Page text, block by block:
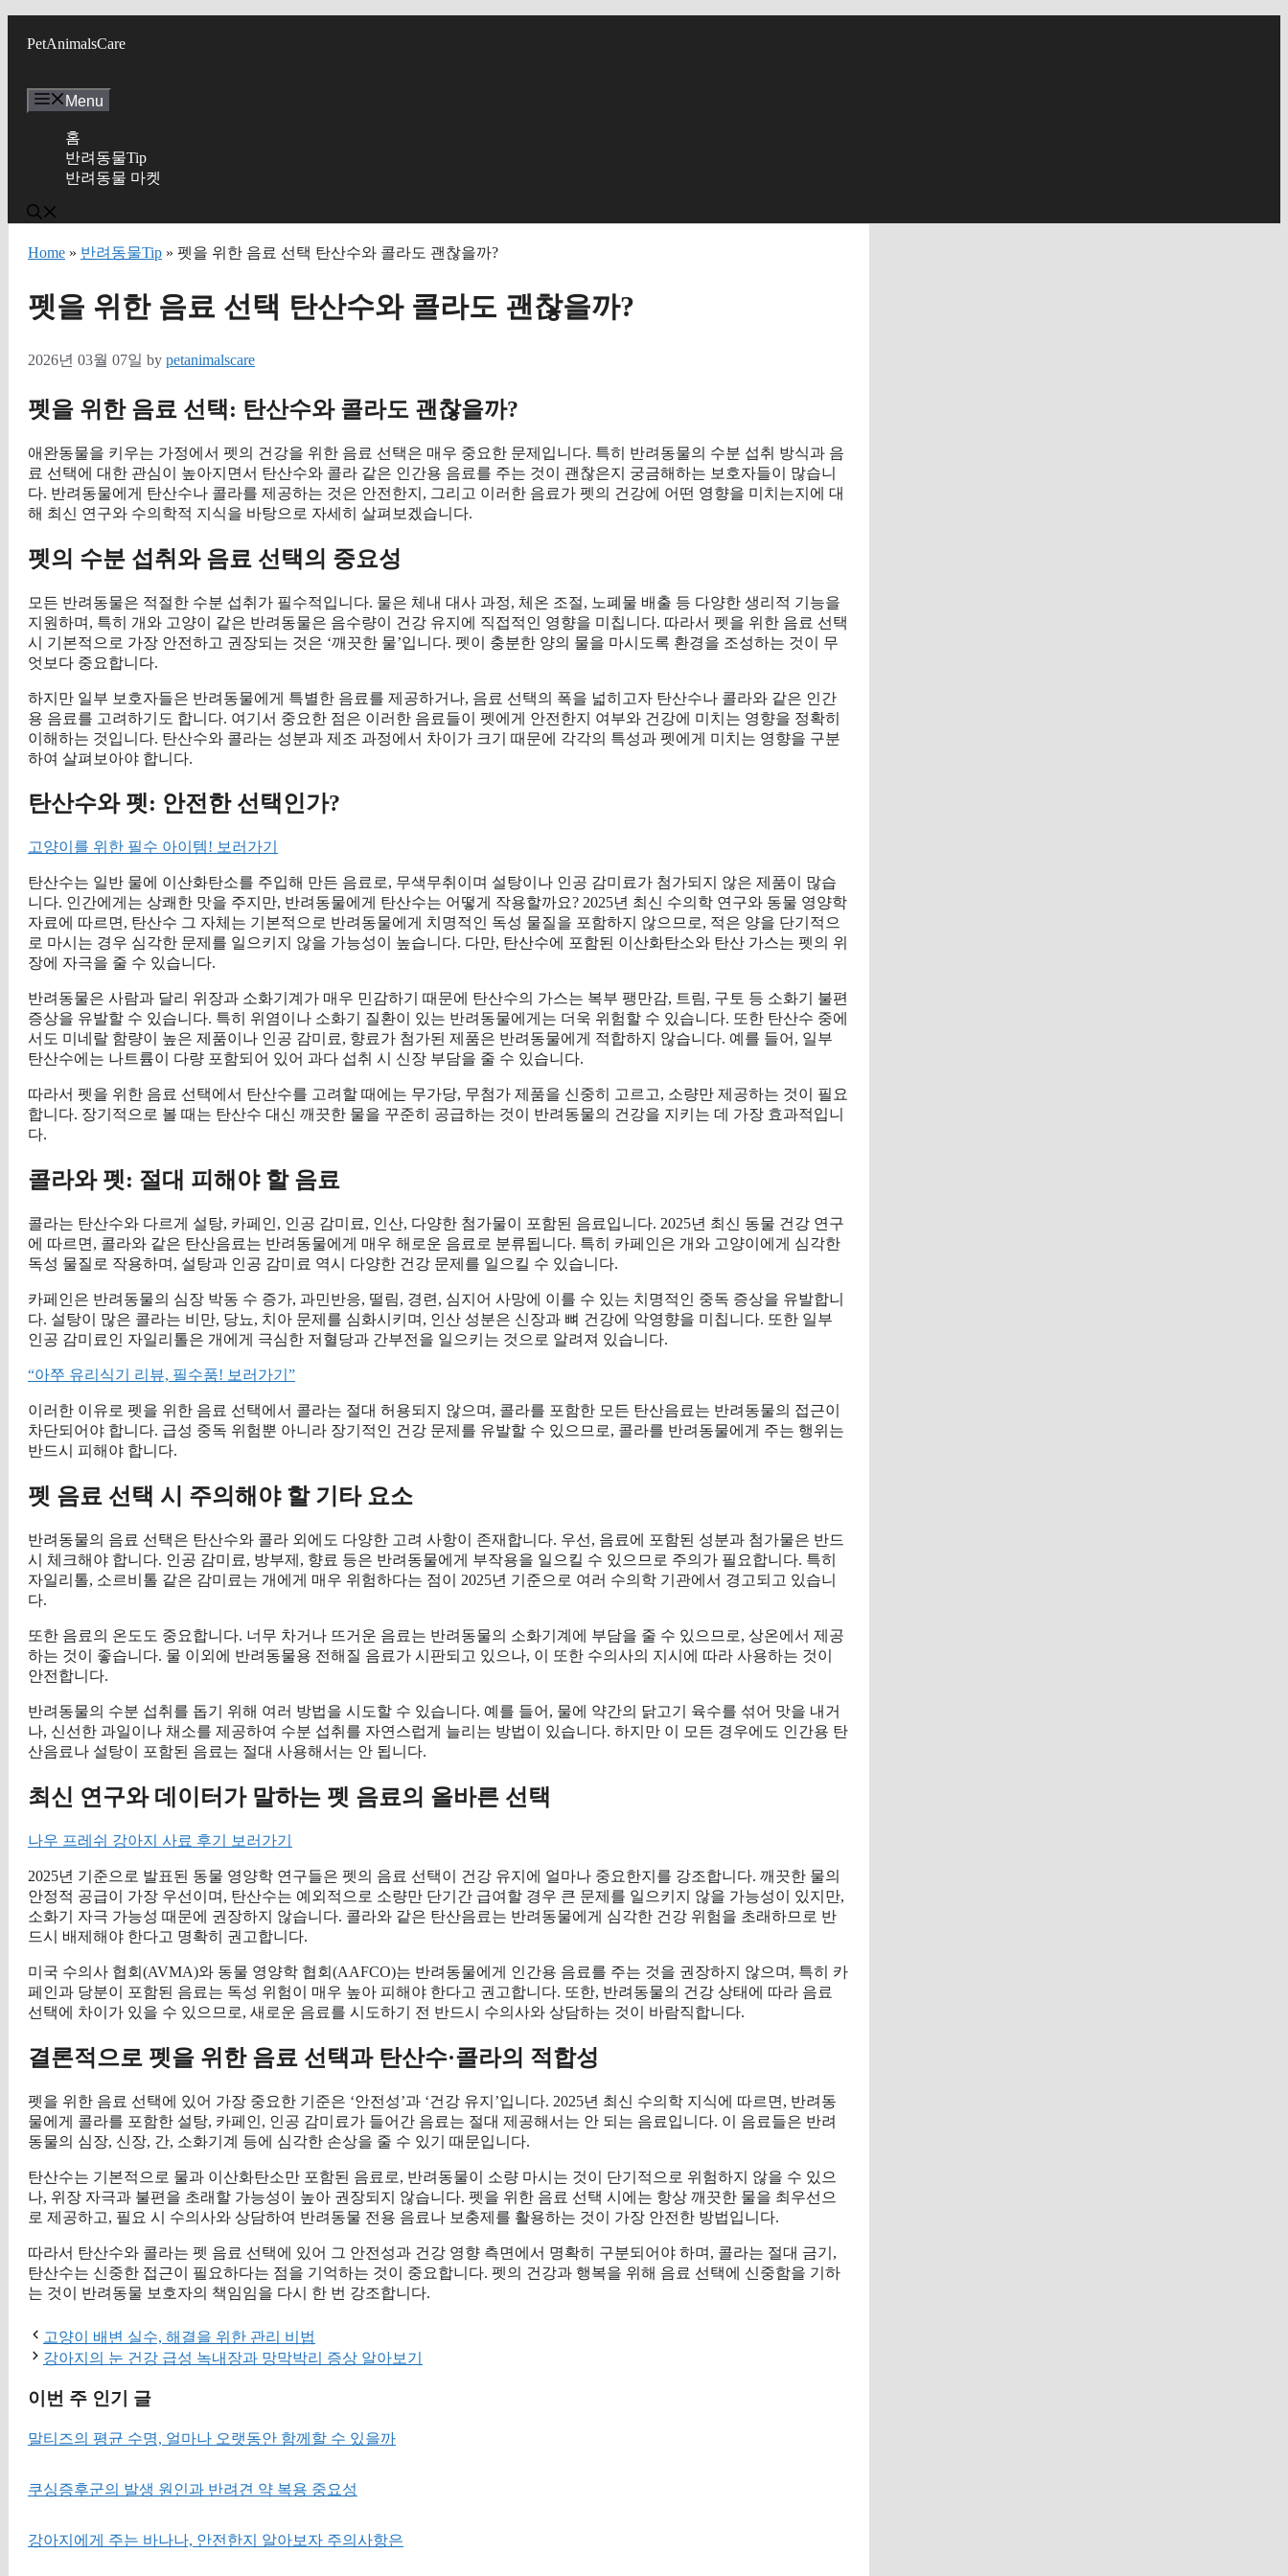
PetAnimalsCare
Menu
홈
반려동물Tip
반려동물 마켓
Home » 반려동물Tip » 펫을 위한 음료 선택 탄산수와 콜라도 괜찮을까?
펫을 위한 음료 선택 탄산수와 콜라도 괜찮을까?
2026년 03월 07일 by petanimalscare
펫을 위한 음료 선택: 탄산수와 콜라도 괜찮을까?
애완동물을 키우는 가정에서 펫의 건강을 위한 음료 선택은 매우 중요한 문제입니다. 특히 반려동물의 수분 섭취 방식과 음
료 선택에 대한 관심이 높아지면서 탄산수와 콜라 같은 인간용 음료를 주는 것이 괜찮은지 궁금해하는 보호자들이 많습니
다. 반려동물에게 탄산수나 콜라를 제공하는 것은 안전한지, 그리고 이러한 음료가 펫의 건강에 어떤 영향을 미치는지에 대
해 최신 연구와 수의학적 지식을 바탕으로 자세히 살펴보겠습니다.
펫의 수분 섭취와 음료 선택의 중요성
모든 반려동물은 적절한 수분 섭취가 필수적입니다. 물은 체내 대사 과정, 체온 조절, 노폐물 배출 등 다양한 생리적 기능을
지원하며, 특히 개와 고양이 같은 반려동물은 음수량이 건강 유지에 직접적인 영향을 미칩니다. 따라서 펫을 위한 음료 선택
시 기본적으로 가장 안전하고 권장되는 것은 ‘깨끗한 물’입니다. 펫이 충분한 양의 물을 마시도록 환경을 조성하는 것이 무
엇보다 중요합니다.
하지만 일부 보호자들은 반려동물에게 특별한 음료를 제공하거나, 음료 선택의 폭을 넓히고자 탄산수나 콜라와 같은 인간
용 음료를 고려하기도 합니다. 여기서 중요한 점은 이러한 음료들이 펫에게 안전한지 여부와 건강에 미치는 영향을 정확히
이해하는 것입니다. 탄산수와 콜라는 성분과 제조 과정에서 차이가 크기 때문에 각각의 특성과 펫에게 미치는 영향을 구분
하여 살펴보아야 합니다.
탄산수와 펫: 안전한 선택인가?
고양이를 위한 필수 아이템! 보러가기
탄산수는 일반 물에 이산화탄소를 주입해 만든 음료로, 무색무취이며 설탕이나 인공 감미료가 첨가되지 않은 제품이 많습
니다. 인간에게는 상쾌한 맛을 주지만, 반려동물에게 탄산수는 어떻게 작용할까요? 2025년 최신 수의학 연구와 동물 영양학
자료에 따르면, 탄산수 그 자체는 기본적으로 반려동물에게 치명적인 독성 물질을 포함하지 않으므로, 적은 양을 단기적으
로 마시는 경우 심각한 문제를 일으키지 않을 가능성이 높습니다. 다만, 탄산수에 포함된 이산화탄소와 탄산 가스는 펫의 위
장에 자극을 줄 수 있습니다.
반려동물은 사람과 달리 위장과 소화기계가 매우 민감하기 때문에 탄산수의 가스는 복부 팽만감, 트림, 구토 등 소화기 불편
증상을 유발할 수 있습니다. 특히 위염이나 소화기 질환이 있는 반려동물에게는 더욱 위험할 수 있습니다. 또한 탄산수 중에
서도 미네랄 함량이 높은 제품이나 인공 감미료, 향료가 첨가된 제품은 반려동물에게 적합하지 않습니다. 예를 들어, 일부
탄산수에는 나트륨이 다량 포함되어 있어 과다 섭취 시 신장 부담을 줄 수 있습니다.
따라서 펫을 위한 음료 선택에서 탄산수를 고려할 때에는 무가당, 무첨가 제품을 신중히 고르고, 소량만 제공하는 것이 필요
합니다. 장기적으로 볼 때는 탄산수 대신 깨끗한 물을 꾸준히 공급하는 것이 반려동물의 건강을 지키는 데 가장 효과적입니
다.
콜라와 펫: 절대 피해야 할 음료
콜라는 탄산수와 다르게 설탕, 카페인, 인공 감미료, 인산, 다양한 첨가물이 포함된 음료입니다. 2025년 최신 동물 건강 연구
에 따르면, 콜라와 같은 탄산음료는 반려동물에게 매우 해로운 음료로 분류됩니다. 특히 카페인은 개와 고양이에게 심각한
독성 물질로 작용하며, 설탕과 인공 감미료 역시 다양한 건강 문제를 일으킬 수 있습니다.
카페인은 반려동물의 심장 박동 수 증가, 과민반응, 떨림, 경련, 심지어 사망에 이를 수 있는 치명적인 중독 증상을 유발합니
다. 설탕이 많은 콜라는 비만, 당뇨, 치아 문제를 심화시키며, 인산 성분은 신장과 뼈 건강에 악영향을 미칩니다. 또한 일부
인공 감미료인 자일리톨은 개에게 극심한 저혈당과 간부전을 일으키는 것으로 알려져 있습니다.
“아쭈 유리식기 리뷰, 필수품! 보러가기”
이러한 이유로 펫을 위한 음료 선택에서 콜라는 절대 허용되지 않으며, 콜라를 포함한 모든 탄산음료는 반려동물의 접근이
차단되어야 합니다. 급성 중독 위험뿐 아니라 장기적인 건강 문제를 유발할 수 있으므로, 콜라를 반려동물에게 주는 행위는
반드시 피해야 합니다.
펫 음료 선택 시 주의해야 할 기타 요소
반려동물의 음료 선택은 탄산수와 콜라 외에도 다양한 고려 사항이 존재합니다. 우선, 음료에 포함된 성분과 첨가물은 반드
시 체크해야 합니다. 인공 감미료, 방부제, 향료 등은 반려동물에게 부작용을 일으킬 수 있으므로 주의가 필요합니다. 특히
자일리톨, 소르비톨 같은 감미료는 개에게 매우 위험하다는 점이 2025년 기준으로 여러 수의학 기관에서 경고되고 있습니
다.
또한 음료의 온도도 중요합니다. 너무 차거나 뜨거운 음료는 반려동물의 소화기계에 부담을 줄 수 있으므로, 상온에서 제공
하는 것이 좋습니다. 물 이외에 반려동물용 전해질 음료가 시판되고 있으나, 이 또한 수의사의 지시에 따라 사용하는 것이
안전합니다.
반려동물의 수분 섭취를 돕기 위해 여러 방법을 시도할 수 있습니다. 예를 들어, 물에 약간의 닭고기 육수를 섞어 맛을 내거
나, 신선한 과일이나 채소를 제공하여 수분 섭취를 자연스럽게 늘리는 방법이 있습니다. 하지만 이 모든 경우에도 인간용 탄
산음료나 설탕이 포함된 음료는 절대 사용해서는 안 됩니다.
최신 연구와 데이터가 말하는 펫 음료의 올바른 선택
나우 프레쉬 강아지 사료 후기 보러가기
2025년 기준으로 발표된 동물 영양학 연구들은 펫의 음료 선택이 건강 유지에 얼마나 중요한지를 강조합니다. 깨끗한 물의
안정적 공급이 가장 우선이며, 탄산수는 예외적으로 소량만 단기간 급여할 경우 큰 문제를 일으키지 않을 가능성이 있지만,
소화기 자극 가능성 때문에 권장하지 않습니다. 콜라와 같은 탄산음료는 반려동물에게 심각한 건강 위험을 초래하므로 반
드시 배제해야 한다고 명확히 권고합니다.
미국 수의사 협회(AVMA)와 동물 영양학 협회(AAFCO)는 반려동물에게 인간용 음료를 주는 것을 권장하지 않으며, 특히 카
페인과 당분이 포함된 음료는 독성 위험이 매우 높아 피해야 한다고 권고합니다. 또한, 반려동물의 건강 상태에 따라 음료
선택에 차이가 있을 수 있으므로, 새로운 음료를 시도하기 전 반드시 수의사와 상담하는 것이 바람직합니다.
결론적으로 펫을 위한 음료 선택과 탄산수·콜라의 적합성
펫을 위한 음료 선택에 있어 가장 중요한 기준은 ‘안전성’과 ‘건강 유지’입니다. 2025년 최신 수의학 지식에 따르면, 반려동
물에게 콜라를 포함한 설탕, 카페인, 인공 감미료가 들어간 음료는 절대 제공해서는 안 되는 음료입니다. 이 음료들은 반려
동물의 심장, 신장, 간, 소화기계 등에 심각한 손상을 줄 수 있기 때문입니다.
탄산수는 기본적으로 물과 이산화탄소만 포함된 음료로, 반려동물이 소량 마시는 것이 단기적으로 위험하지 않을 수 있으
나, 위장 자극과 불편을 초래할 가능성이 높아 권장되지 않습니다. 펫을 위한 음료 선택 시에는 항상 깨끗한 물을 최우선으
로 제공하고, 필요 시 수의사와 상담하여 반려동물 전용 음료나 보충제를 활용하는 것이 가장 안전한 방법입니다.
따라서 탄산수와 콜라는 펫 음료 선택에 있어 그 안전성과 건강 영향 측면에서 명확히 구분되어야 하며, 콜라는 절대 금기,
탄산수는 신중한 접근이 필요하다는 점을 기억하는 것이 중요합니다. 펫의 건강과 행복을 위해 음료 선택에 신중함을 기하
는 것이 반려동물 보호자의 책임임을 다시 한 번 강조합니다.
고양이 배변 실수, 해결을 위한 관리 비법
강아지의 눈 건강 급성 녹내장과 망막박리 증상 알아보기
이번 주 인기 글
말티즈의 평균 수명, 얼마나 오랫동안 함께할 수 있을까
쿠싱증후군의 발생 원인과 반려견 약 복용 중요성
강아지에게 주는 바나나, 안전한지 알아보자 주의사항은